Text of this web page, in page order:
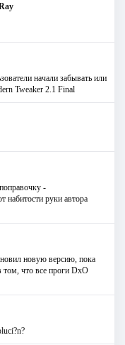
начали забывать или
Tweaker 2.1 Final
-
набитости руки автора
новую версию, пока
что все проги DxO